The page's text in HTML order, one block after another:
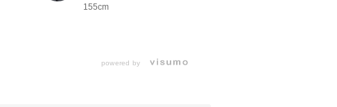
155cm
powered by